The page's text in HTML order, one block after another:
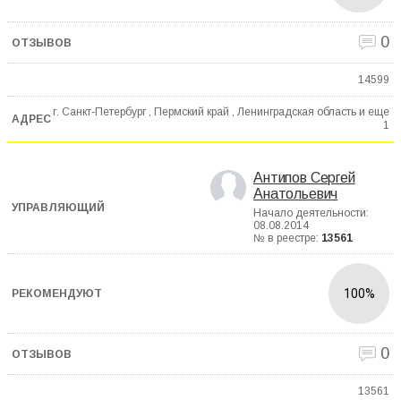
0
14599
г. Санкт-Петербург , Пермский край , Ленинградская область и еще
1
Антипов Сергей
Анатольевич
Начало деятельности:
08.08.2014
№ в реестре: 13561
100%
0
13561